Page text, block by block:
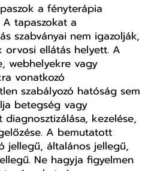
a fényterápia
tapaszokat a
szabványai nem igazolják,
orvosi ellátás helyett. A
webhelyekre vagy
vonatkozó
szabályozó hatóság sem
betegség vagy
kezelése,
A bemutatott
jellegű, általános jellegű,
Ne hagyja figyelmen